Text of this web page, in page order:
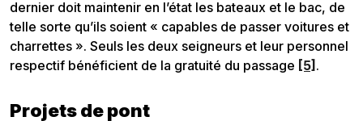
dernier doit maintenir en l’état les bateaux et le bac, de
telle sorte qu’ils soient « capables de passer voitures et
charrettes ». Seuls les deux seigneurs et leur personnel
respectif bénéficient de la gratuité du passage [5] .
Projets de pont